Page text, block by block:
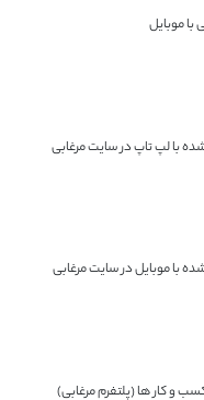
با موبایل
با لپ تاپ در سایت مرغابی
با موبایل در سایت مرغابی
و کار ها (پلتفرم مرغابی)